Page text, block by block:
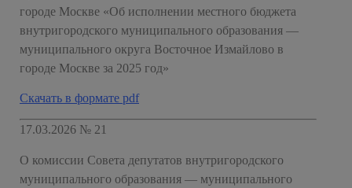
городе Москве «Об исполнении местного бюджета
внутригородского муниципального образования —
муниципального округа Восточное Измайлово в
городе Москве за 2025 год»
Скачать в формате pdf
17.03.2026 № 21
О комиссии Совета депутатов внутригородского
муниципального образования — муниципального